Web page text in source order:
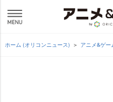
ホーム (オリコンニュース) アニメ&ゲー